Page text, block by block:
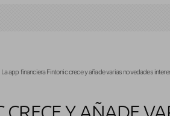
La app financiera Fintonic crece y añade varias novedades